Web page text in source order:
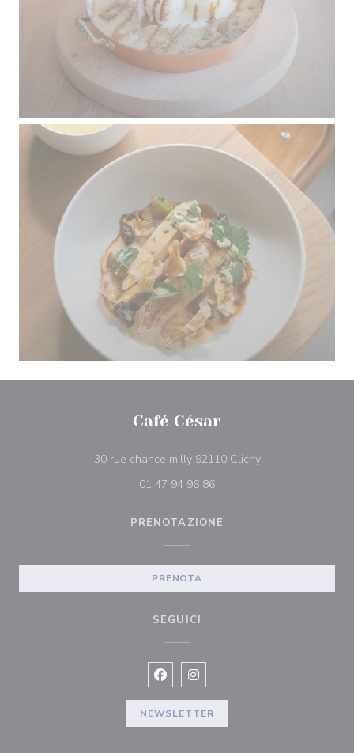
Café César
30 rue chance milly 92110 Clichy((apre una nuova
01 47 94 96 86
PRENOTAZIONE
PRENOTA
SEGUICI
Facebook ((apre una nuova
Instagram ((apre una nuova
NEWSLETTER